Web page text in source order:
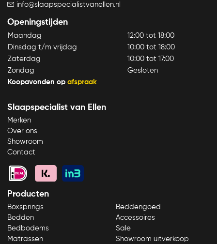
info@slaapspecialistvanellen.nl
Openingstijden
Maandag
12:00 tot 18:00
Dinsdag t/m vrijdag
10:00 tot 18:00
Zaterdag
10:00 tot 17:00
Zondag
Gesloten
Koopavonden op afspraak
Slaapspecialist van Ellen
Merken
Over ons
Showroom
Contact
Producten
Boxsprings
Bedden
Bedbodems
Matrassen
Beddengoed
Accessoires
Sale
Showroom uitverkoop